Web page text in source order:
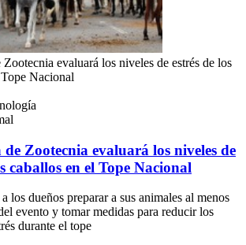
evaluará los niveles de estrés de los
Nacional
de Zootecnia evaluará los niveles de
caballos en el Tope Nacional
los dueños preparar a sus animales al menos
evento y tomar medidas para reducir los
durante el tope